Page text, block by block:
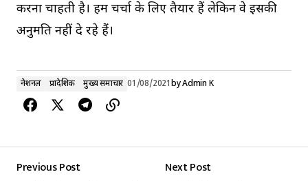
करना चाहती है। हम चर्चा के लिए तैयार हैं लेकिन वे इसकी
अनुमति नहीं दे रहे हैं।
नेशनल प्रादेशिक मुख्य समाचार 01/08/2021byAdmin K
Previous Post
Next Post